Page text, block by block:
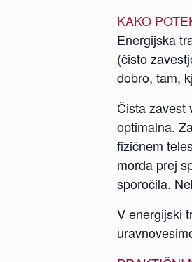
KAKO
Energijska
(čisto
dobro, tam,
Čista zavest
optimalna.
fizičnem
morda prej
sporočila.
V energijski